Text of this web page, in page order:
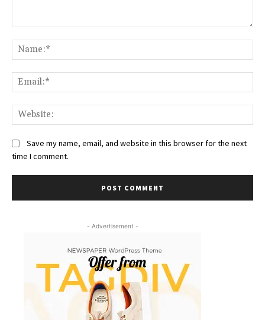
Save my name, email, and website in this browser for the next
time I comment.
- Advertisement -